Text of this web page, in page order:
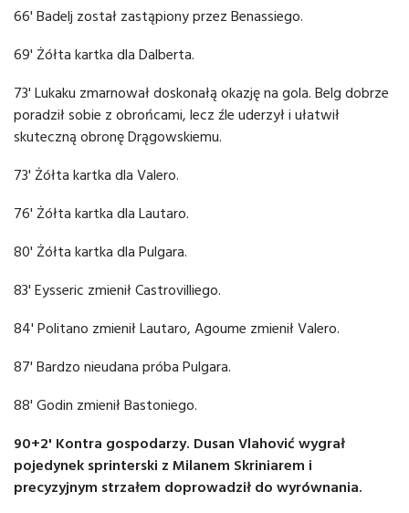
66' Badelj został zastąpiony przez Benassiego.
69' Żółta kartka dla Dalberta.
73' Lukaku zmarnował doskonałą okazję na gola. Belg dobrze
poradził sobie z obrońcami, lecz źle uderzył i ułatwił
skuteczną obronę Drągowskiemu.
73' Żółta kartka dla Valero.
76' Żółta kartka dla Lautaro.
80' Żółta kartka dla Pulgara.
83' Eysseric zmienił Castrovilliego.
84' Politano zmienił Lautaro, Agoume zmienił Valero.
87' Bardzo nieudana próba Pulgara.
88' Godin zmienił Bastoniego.
90+2' Kontra gospodarzy. Dusan Vlahović wygrał
pojedynek sprinterski z Milanem Skriniarem i
precyzyjnym strzałem doprowadził do wyrównania.